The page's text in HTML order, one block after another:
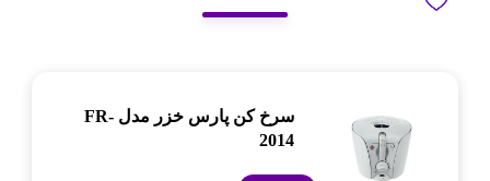
سرخ کن پارس خزر مدل FR-
2014